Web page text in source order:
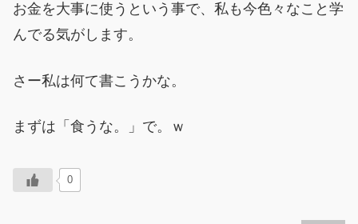
お金を大事に使うという事で、私も今色々なこと学
んでる気がします。
さー私は何て書こうかな。
まずは「食うな。」で。ｗ
0